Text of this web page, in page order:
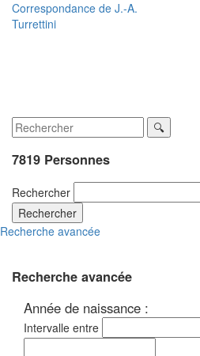
Correspondance de J.-A.
Turrettini
7819 Personnes
Rechercher
Rechercher
Recherche avancée
Recherche avancée
Année de naissance :
Intervalle entre